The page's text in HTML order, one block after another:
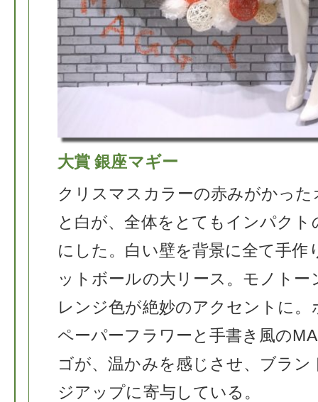
大賞 銀座マギー
クリスマスカラーの赤みがかった
と白が、全体をとてもインパクト
にした。白い壁を背景に全て手作
ットボールの大リース。モノトー
レンジ色が絶妙のアクセントに。
ペーパーフラワーと手書き風の
ゴが、温かみを感じさせ、ブラン
ジアップに寄与している。